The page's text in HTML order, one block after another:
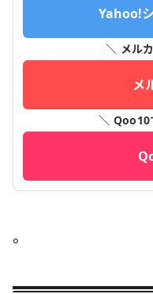
Yahoo!
＼ メル
メ
＼ Qoo10
。